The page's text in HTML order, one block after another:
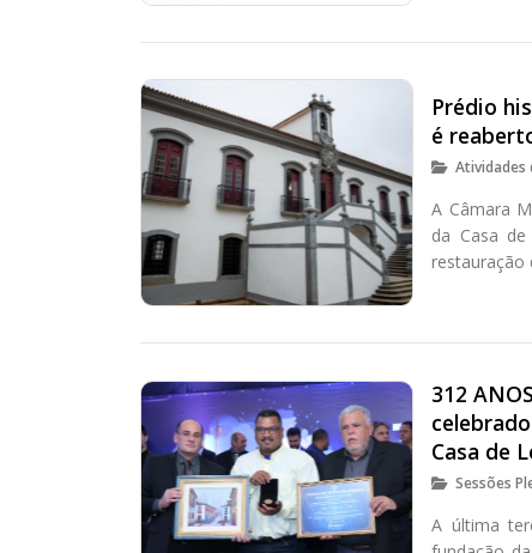
Prédio
é
Atividades
A Câmara
da Casa
restauração
312
Casa de
Sessões
A última